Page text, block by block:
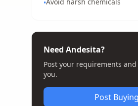
•
Need Andesita?
Post your requirements
you.
Post